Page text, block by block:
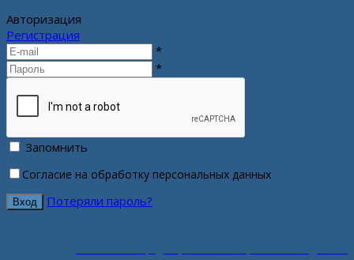
Авторизация
Регистрация
*
*
Запомнить
Согласие на обработку персональных данных
Потеряли пароль?